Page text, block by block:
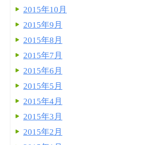
2015年10月
2015年9月
2015年8月
2015年7月
2015年6月
2015年5月
2015年4月
2015年3月
2015年2月